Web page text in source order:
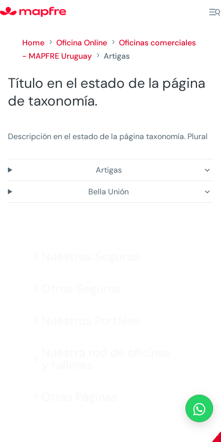
Home 5 Oficina Online 5 Oficinas comerciales
- MAPFRE Uruguay
5 Artigas
Título en el estado de la página
de taxonomía.
Descripción en el estado de la página taxonomía. Plural
Artigas
Bella Unión
